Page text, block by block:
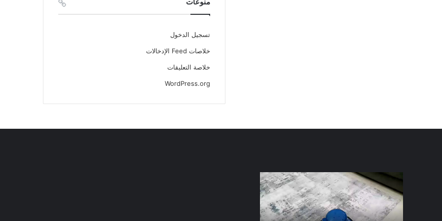
تسجيل الدخول
خلاصات Feed الإدخالات
خلاصة التعليقات
WordPress.org